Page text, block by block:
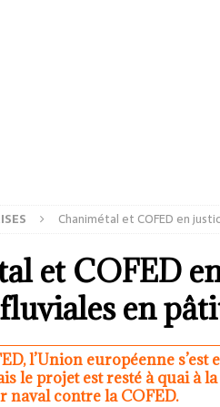
Chanimétal et COFED en
et COFED
en
l’Union européenne s’est
le projet est resté à quai à
naval contre la COFED.